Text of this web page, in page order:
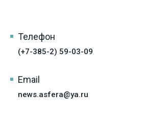
Телефон
(+7-385-2) 59-03-09
Email
news.asfera@ya.ru